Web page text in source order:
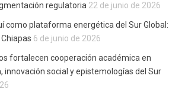
regulatoria 22 de junio de 2026
como plataforma energética del Sur Global:
6 de junio de 2026
fortalecen cooperación académica en
innovación social y epistemologías del Sur